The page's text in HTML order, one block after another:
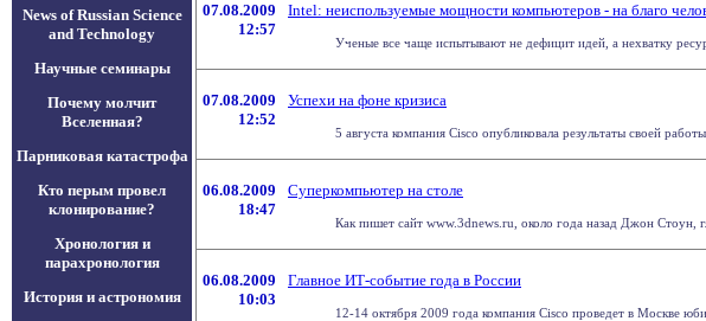
News of Russian Science
and Technology
Научные семинары
Почему молчит
Вселенная?
Парниковая катастрофа
Кто перым провел
клонирование?
Хронология и
парахронология
История и астрономия
07.08.2009
12:57
Intel: неиспользуемые мощности компьютеров - на благо
Ученые все чаще испытывают не дефицит идей, а нехватку
07.08.2009
12:52
Успехи на фоне кризиса
5 августа компания Cisco опубликовала результаты своей
06.08.2009
18:47
Суперкомпьютер на столе
Как пишет сайт www.3dnews.ru, около года назад Джон Стоун,
06.08.2009
10:03
Главное ИТ-событие года в России
12-14 октября 2009 года компания Cisco проведет в Москве